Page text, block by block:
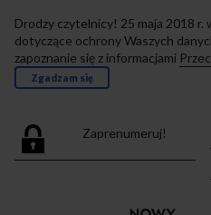
Drodzy czytelnicy! 25 maja 2018
dotyczące ochrony Waszych
zapoznanie się z informacjami
Zgadzam się
Zaprenumeruj!